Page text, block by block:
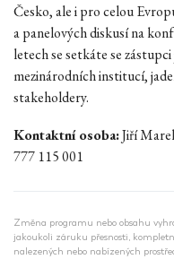
Česko, ale i pro celou
a panelových diskusí na
letech se setkáte se
mezinárodních institucí,
stakeholdery.
Kontaktní osoba:Jiří
777 115 001
Změna programu nebo obsahu
jakoukoli záruku přesnosti,
nalezených nebo nabízených